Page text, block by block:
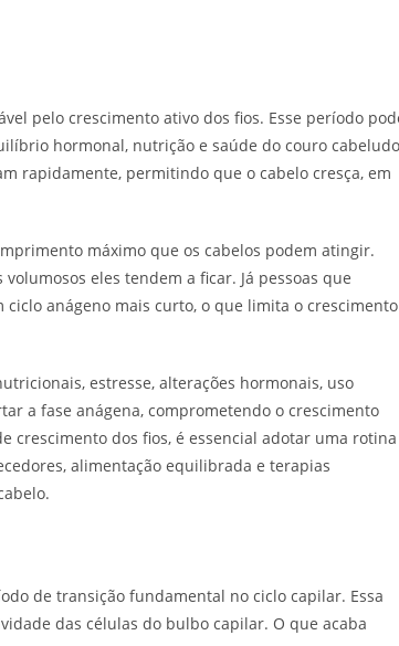
pelo crescimento ativo dos fios. Esse período
hormonal, nutrição e saúde do couro
rapidamente, permitindo que o cabelo cresça, em
máximo que os cabelos podem atingir.
eles tendem a ficar. Já pessoas que
anágeno mais curto, o que limita o crescimento
estresse, alterações hormonais, uso
a fase anágena, comprometendo o crescimento
crescimento dos fios, é essencial adotar uma rotina
alimentação equilibrada e terapias
de transição fundamental no ciclo capilar. Essa
das células do bulbo capilar. O que acaba